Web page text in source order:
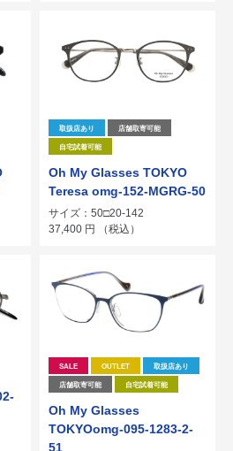
取扱店あり 店舗取寄可能
自宅試着可能
Oh My Glasses TOKYO
Teresa omg-152-MGRG-50
サイズ：50□20-142
37,400 円 （税込）
SALE OUTLET 取扱店あり
店舗取寄可能 自宅試着可能
Oh My Glasses
TOKYOomg-095-1283-2-
51